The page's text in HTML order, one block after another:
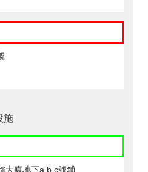
施
大廈地下a,b,c號鋪